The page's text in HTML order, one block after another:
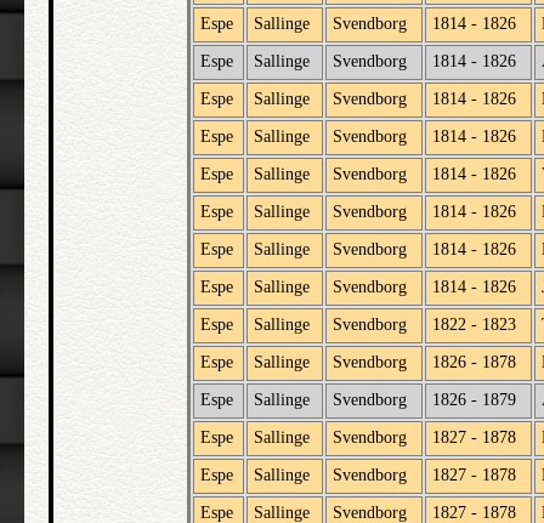
Espe Sallinge Svendborg 1814 - 1826
Espe Sallinge Svendborg 1814 - 1826
Espe Sallinge Svendborg 1814 - 1826
Espe Sallinge Svendborg 1814 - 1826
Espe Sallinge Svendborg 1814 - 1826
Espe Sallinge Svendborg 1814 - 1826
Espe Sallinge Svendborg 1814 - 1826
Espe Sallinge Svendborg 1814 - 1826
Espe Sallinge Svendborg 1822 - 1823
Espe Sallinge Svendborg 1826 - 1878
Espe Sallinge Svendborg 1826 - 1879
Espe Sallinge Svendborg 1827 - 1878
Espe Sallinge Svendborg 1827 - 1878
Espe Sallinge Svendborg 1827 - 1878